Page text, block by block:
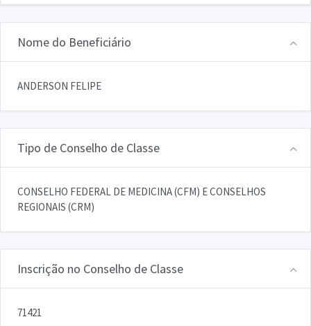
Nome do Beneficiário
ANDERSON FELIPE
Tipo de Conselho de Classe
CONSELHO FEDERAL DE MEDICINA (CFM) E CONSELHOS
REGIONAIS (CRM)
Inscrição no Conselho de Classe
71421